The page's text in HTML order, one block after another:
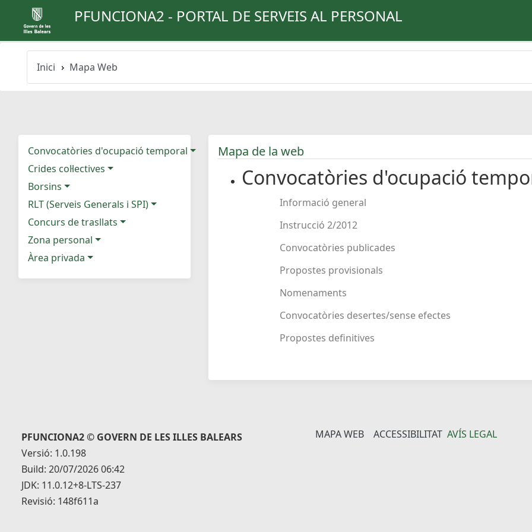
PFUNCIONA2 - PORTAL DE SERVEIS AL PERSONAL
Inici Mapa Web
Convocatòries d'ocupació temporal
Crides col·lectives
Borsins
RLT (Serveis Generals i SPI)
Concurs de trasllats
Zona personal
Àrea privada
Mapa de la web
Convocatòries d'ocupació
Informació general
Instrucció 2/2012
Convocatòries publicades
Propostes provisionals
Nomenaments
Convocatòries desertes/sense efectes
Propostes definitives
PFUNCIONA2 © GOVERN DE LES ILLES BALEARS
Versió: 1.0.198
Build: 20/07/2026 06:42
JDK: 11.0.12+8-LTS-237
Revisió: 148f611a
MAPA WEB ACCESSIBILITAT AVÍS LEGAL